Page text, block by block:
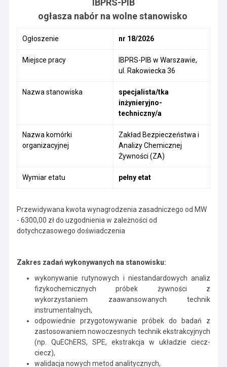
IBPRS-PIB
ogłasza nabór na wolne stanowisko
Ogłoszenie nr 18/2026
Miejsce pracy
IBPRS-PIB w Warszawie,
ul. Rakowiecka 36
Nazwa stanowiska
specjalista/tka
inżynieryjno-
techniczny/a
Nazwa komórki
organizacyjnej
Zakład Bezpieczeństwa i
Analizy Chemicznej
Żywności (ZA)
Wymiar etatu pełny etat
Przewidywana kwota wynagrodzenia zasadniczego od MW
- 6300,00 zł do uzgodnienia w zależności od
dotychczasowego doświadczenia
Zakres zadań wykonywanych na stanowisku:
wykonywanie rutynowych i niestandardowych analiz
fizykochemicznych próbek żywności z
wykorzystaniem zaawansowanych technik
instrumentalnych,
odpowiednie przygotowywanie próbek do badań z
zastosowaniem nowoczesnych technik ekstrakcyjnych
(np. QuEChERS, SPE, ekstrakcja w układzie ciecz-
ciecz),
walidacja nowych metod analitycznych,